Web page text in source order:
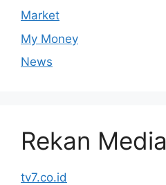
Market
My Money
News
Rekan Media
tv7.co.id